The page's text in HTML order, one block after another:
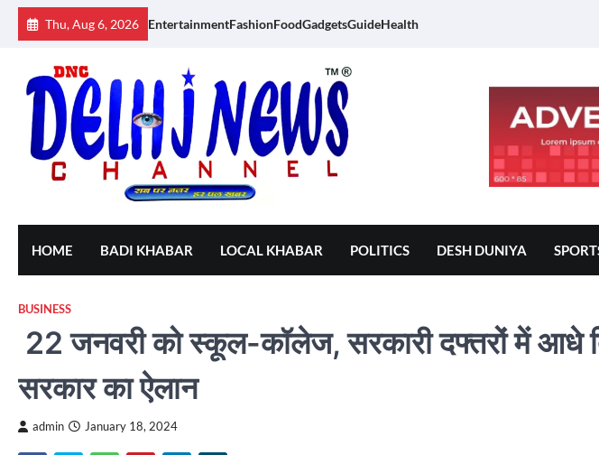
Skip
Thu, Aug 6, 2026 EntertainmentFashionFoodGadgetsGuideHealth
HOME BADI KHABAR LOCAL KHABAR POLITICS DESH DUNIYA
BUSINESS
22 जनवरी को स्कूल-कॉलेज, सरकारी दफ्तरों में आधे
सरकार का ऐलान
admin January 18, 2024